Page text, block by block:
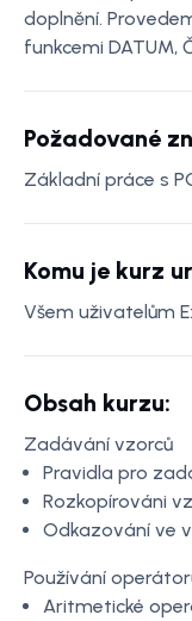
doplnění.
funkcemi DATUM,
Požadované
Základní práce s
Komu je kurz
Všem uživatelům
Obsah kurzu:
Zadávání vzorců
Pravidla pro
Rozkopírováni
Odkazování ve
Používání
Aritmetické